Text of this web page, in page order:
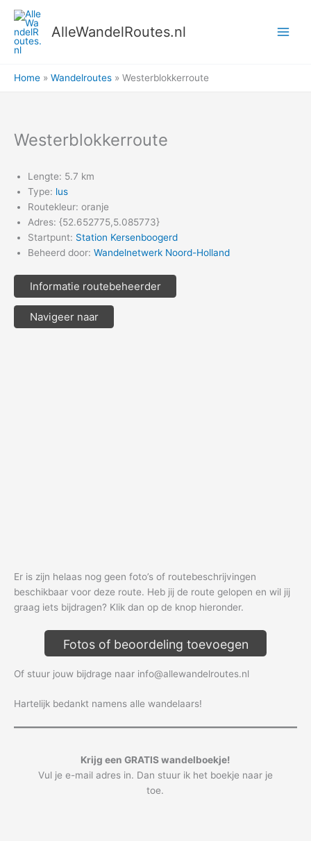
naar
inhoud
AlleWandelRoutes.nl
Home Wandelroutes Westerblokkerroute
Westerblokkerroute
Lengte: 5.7 km
Type: lus
Routekleur: oranje
Adres: {52.652775,5.085773}
Startpunt: Station Kersenboogerd
Beheerd door: Wandelnetwerk Noord-Holland
Informatie routebeheerder
Navigeer naar
Er is zijn helaas nog geen foto’s of routebeschrijvingen
beschikbaar voor deze route. Heb jij de route gelopen en wil jij
graag iets bijdragen? Klik dan op de knop hieronder.
Fotos of beoordeling toevoegen
Of stuur jouw bijdrage naar info@allewandelroutes.nl
Hartelijk bedankt namens alle wandelaars!
Krijg een GRATIS wandelboekje!
Vul je e-mail adres in. Dan stuur ik het boekje naar je
toe.